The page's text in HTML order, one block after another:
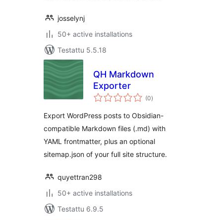
josselynj
50+ active installations
Testattu 5.5.18
QH Markdown
Exporter
(0arvosanat
yhteensä
)
Export WordPress posts to Obsidian-
compatible Markdown files (.md) with
YAML frontmatter, plus an optional
sitemap.json of your full site structure.
quyettran298
50+ active installations
Testattu 6.9.5